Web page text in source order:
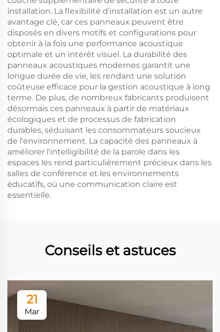
installation. La flexibilité d'installation est un autre
avantage clé, car ces panneaux peuvent être
disposés en divers motifs et configurations pour
obtenir à la fois une performance acoustique
optimale et un intérêt visuel. La durabilité des
panneaux acoustiques modernes garantit une
longue durée de vie, les rendant une solution
coûteuse efficace pour la gestion acoustique à long
terme. De plus, de nombreux fabricants produisent
désormais ces panneaux à partir de matériaux
écologiques et de processus de fabrication
durables, séduisant les consommateurs soucieux
de l'environnement. La capacité des panneaux à
améliorer l'intelligibilité de la parole dans les
espaces les rend particulièrement précieux dans les
salles de conférence et les environnements
éducatifs, où une communication claire est
essentielle.
Conseils et astuces
21
Mar